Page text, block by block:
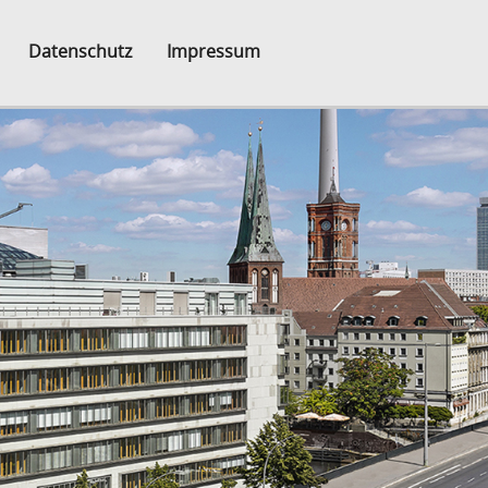
Datenschutz Impressum